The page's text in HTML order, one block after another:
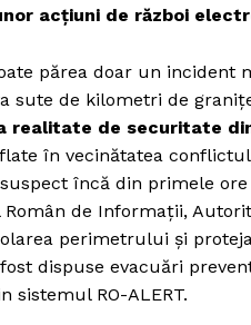
acțiuni de război
părea doar un
sute de kilometri de
realitate de securitate
în vecinătatea
încă din primele
Român de Informații,
perimetrului și
dispuse evacuări
sistemul RO-ALERT.